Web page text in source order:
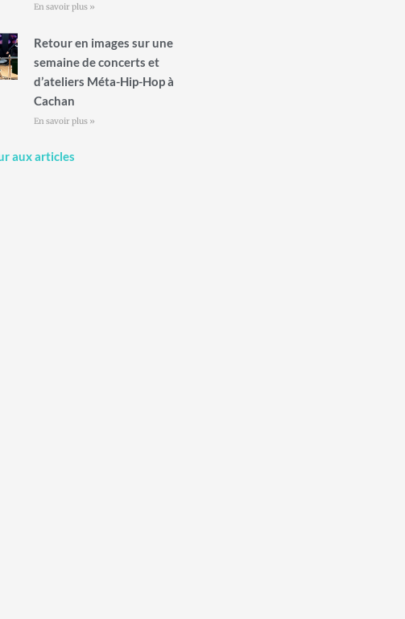
En savoir plus »
Retour en images sur une
semaine de concerts et
d’ateliers Méta-Hip-Hop à
Cachan
En savoir plus »
aux articles